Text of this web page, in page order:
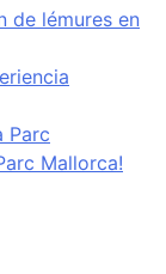
de lémures en
Parc
Mallorca!